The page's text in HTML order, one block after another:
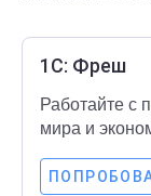
1С: Фреш
Работайте с
мира и